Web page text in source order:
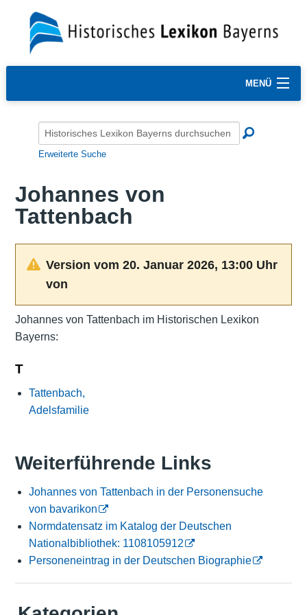
MENÜ
Erweiterte Suche
Johannes von
Tattenbach
Version vom 20. Januar 2026, 13:00 Uhr
von
Johannes von Tattenbach im Historischen Lexikon
Bayerns:
T
Tattenbach,
Adelsfamilie
Weiterführende Links
Johannes von Tattenbach in der Personensuche
von bavarikon
Normdatensatz im Katalog der Deutschen
Nationalbibliothek: 1108105912
Personeneintrag in der Deutschen Biographie